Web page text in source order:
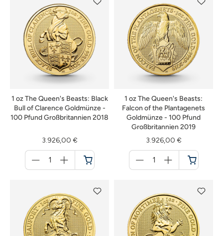
1 oz The Queen's Beasts: Black
Bull of Clarence Goldmünze -
100 Pfund Großbritannien 2018
3.926,00 €
für
Warenkorb
1 oz The Queen's Beasts:
Falcon of the Plantagenets
Goldmünze - 100 Pfund
Großbritannien 2019
3.926,00 €
für
Warenkorb